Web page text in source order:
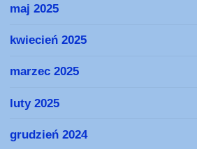
maj 2025
kwiecień 2025
marzec 2025
luty 2025
grudzień 2024